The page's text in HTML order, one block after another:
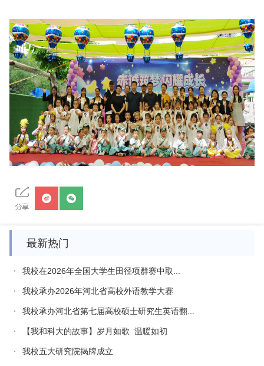
最新热门
我校在2026年全国大学生田径项群赛中取...
我校承办2026年河北省高校外语教学大赛
我校承办河北省第七届高校硕士研究生英语翻...
【我和科大的故事】岁月如歌 温暖如初
我校五大研究院揭牌成立